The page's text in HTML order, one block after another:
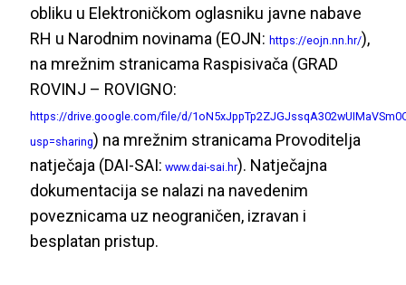
obliku u Elektroničkom oglasniku javne nabave
RH u Narodnim novinama (EOJN: https://eojn.nn.hr/),
na mrežnim stranicama Raspisivača (GRAD
ROVINJ – ROVIGNO:
https://drive.google.com/file/d/
usp=sharing) na mrežnim stranicama Provoditelja
natječaja (DAI-SAI: www.dai-sai.hr). Natječajna
dokumentacija se nalazi na navedenim
poveznicama uz neograničen, izravan i
besplatan pristup.